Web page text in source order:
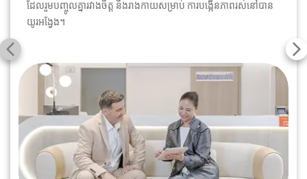
ដែលរួមបញ្ចូលគ្នារវាងចិត្ត និងរាងកាយសម្រាប់ ការបង្កើនភាពរស់នៅបាន
យូរអង្វែង។